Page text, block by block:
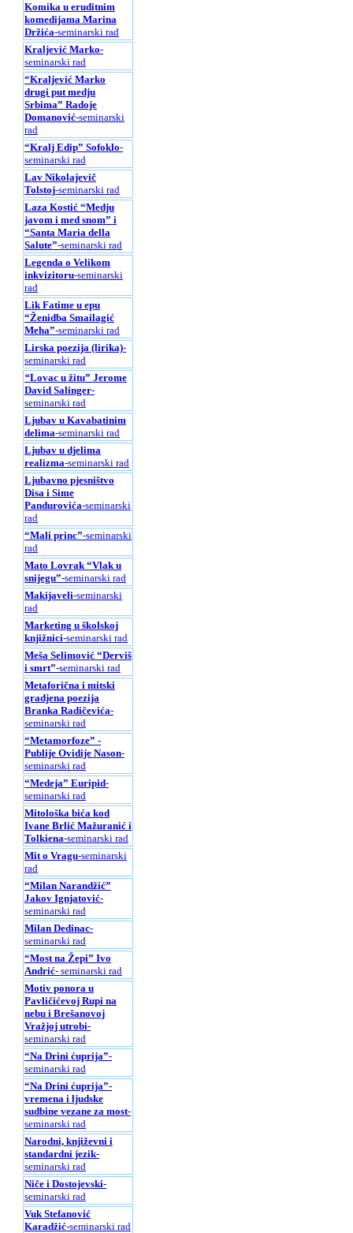
Komika u eruditnim
komedijama Marina
Držića-seminarski rad
Kraljević Marko-
seminarski rad
“Kraljević Marko
drugi put medju
Srbima” Radoje
Domanović-seminarski
rad
“Kralj Edip” Sofoklo-
seminarski rad
Lav Nikolajevič
Tolstoj-seminarski rad
Laza Kostić “Medju
javom i med snom” i
“Santa Maria della
Salute”-seminarski rad
Legenda o Velikom
inkvizitoru-seminarski
rad
Lik Fatime u epu
“Ženidba Smailagić
Meha”-seminarski rad
Lirska poezija (lirika)-
seminarski rad
“Lovac u žitu” Jerome
David Salinger-
seminarski rad
Ljubav u Kavabatinim
delima-seminarski rad
Ljubav u djelima
realizma-seminarski rad
Ljubavno pjesništvo
Disa i Sime
Pandurovića-seminarski
rad
“Mali princ”-seminarski
rad
Mato Lovrak “Vlak u
snijegu”-seminarski rad
Makijaveli-seminarski
rad
Marketing u školskoj
knjižnici-seminarski rad
Meša Selimović “Derviš
i smrt”-seminarski rad
Metaforična i mitski
gradjena poezija
Branka Radičevića-
seminarski rad
“Metamorfoze” -
Publije Ovidije Nason-
seminarski rad
“Medeja” Euripid-
seminarski rad
Mitološka bića kod
Ivane Brlić Mažuranić i
Tolkiena-seminarski rad
Mit o Vragu-seminarski
rad
“Milan Narandžić”
Jakov Ignjatović-
seminarski rad
Milan Dedinac-
seminarski rad
“Most na Žepi” Ivo
Andrić- seminarski rad
Motiv ponora u
Pavličićevoj Rupi na
nebu i Brešanovoj
Vražjoj utrobi-
seminarski rad
“Na Drini ćuprija”-
seminarski rad
“Na Drini ćuprija”-
vremena i ljudske
sudbine vezane za most-
seminarski rad
Narodni, književni i
standardni jezik-
seminarski rad
Niče i Dostojevski-
seminarski rad
Vuk Stefanović
Karadžić-seminarski rad